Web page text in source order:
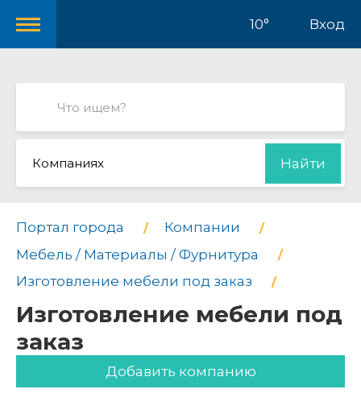
10° Вход
Компаниях Найти
Портал города
Компании
Мебель / Материалы / Фурнитура
Изготовление мебели под заказ
Изготовление мебели под
заказ
Добавить компанию